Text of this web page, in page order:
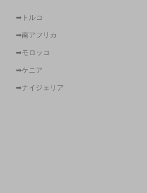
➡トルコ
➡南アフリカ
➡モロッコ
➡ケニア
➡ナイジェリア